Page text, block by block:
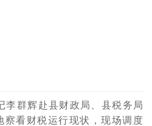
群辉赴县财政局、县税务局
察看财税运行现状，现场调度